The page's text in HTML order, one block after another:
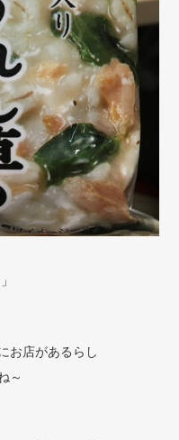
お店があるらし
～